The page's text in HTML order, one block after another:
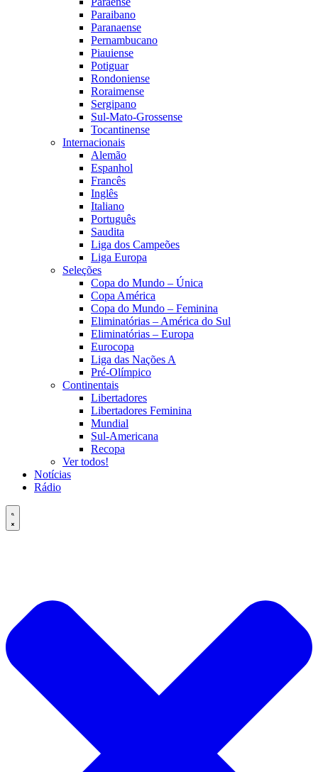
Paraibano
Paranaense
Pernambucano
Piauiense
Potiguar
Rondoniense
Roraimense
Sergipano
Sul-Mato-Grossense
Tocantinense
Internacionais
Alemão
Espanhol
Francês
Inglês
Italiano
Português
Saudita
Liga dos Campeões
Liga Europa
Seleções
Copa do Mundo – Única
Copa América
Copa do Mundo – Feminina
Eliminatórias – América do Sul
Eliminatórias – Europa
Eurocopa
Liga das Nações A
Pré-Olímpico
Continentais
Libertadores
Libertadores Feminina
Mundial
Sul-Americana
Recopa
Ver todos!
Notícias
Rádio